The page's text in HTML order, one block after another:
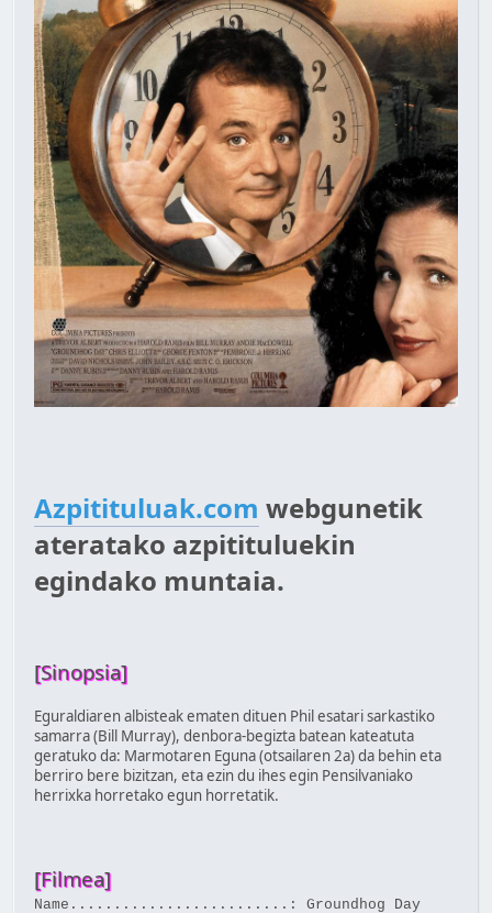
Azpitituluak.com webgunetik
ateratako azpitituluekin
egindako muntaia.
[Sinopsia]
Eguraldiaren albisteak ematen dituen Phil esatari sarkastiko
samarra (Bill Murray), denbora-begizta batean kateatuta
geratuko da: Marmotaren Eguna (otsailaren 2a) da behin eta
berriro bere bizitzan, eta ezin du ihes egin Pensilvaniako
herrixka horretako egun horretatik.
[Filmea]
Name.........................: Groundhog Day